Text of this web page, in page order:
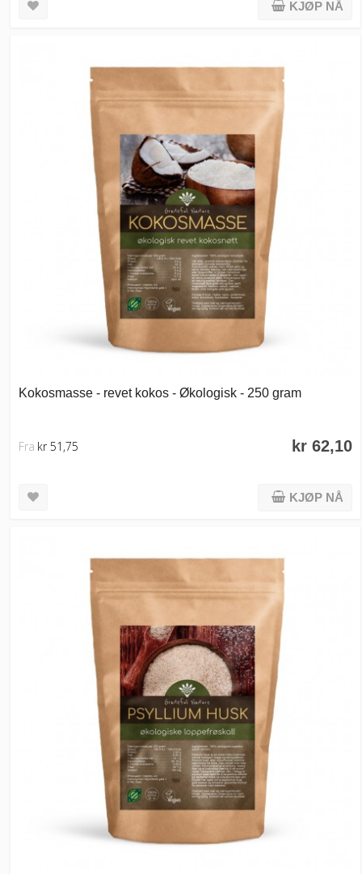
KJØP NÅ
Kokosmasse - revet kokos - Økologisk - 250 gram
kr 62,10
Fra kr 51,75
KJØP NÅ